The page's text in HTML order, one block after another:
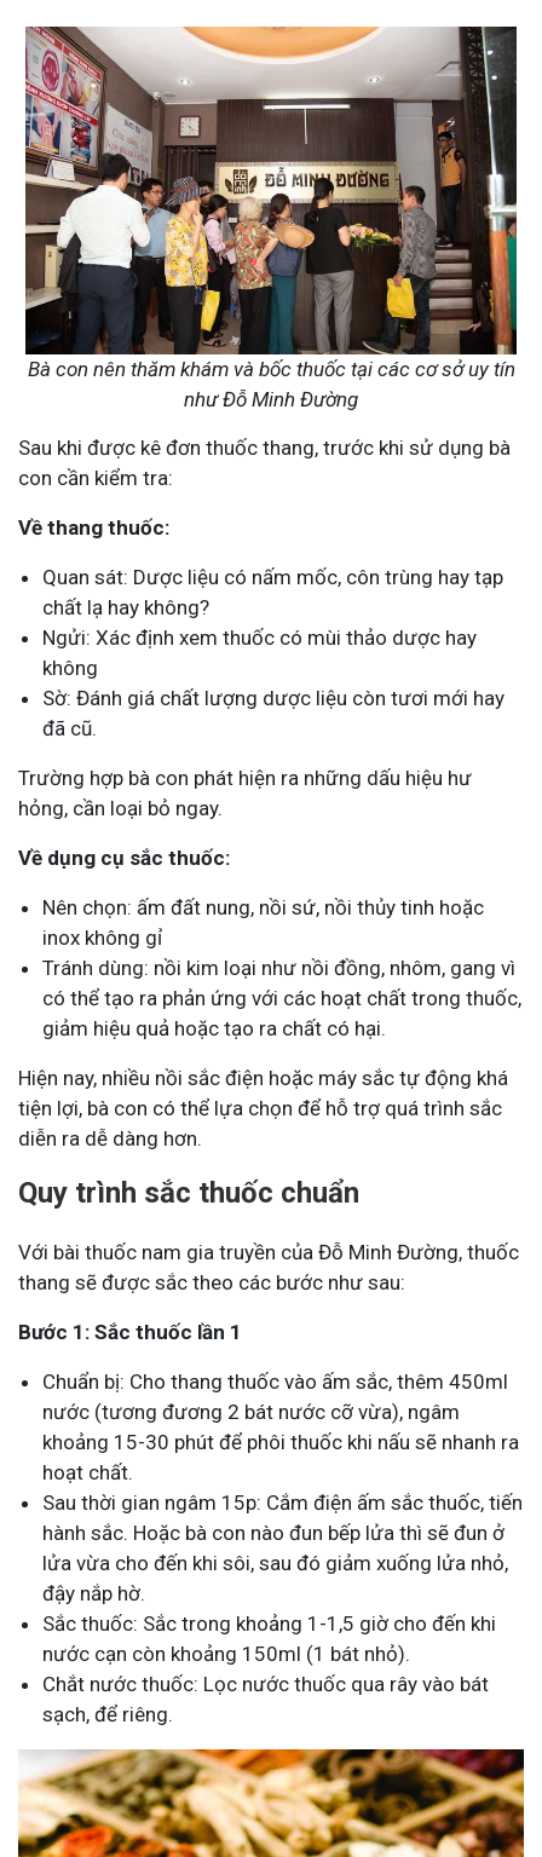
Bà con nên thăm khám và bốc thuốc tại các cơ sở uy tín
như Đỗ Minh Đường
Sau khi được kê đơn thuốc thang, trước khi sử dụng bà
con cần kiểm tra:
Về thang thuốc:
Quan sát: Dược liệu có nấm mốc, côn trùng hay tạp
chất lạ hay không?
Ngửi: Xác định xem thuốc có mùi thảo dược hay
không
Sờ: Đánh giá chất lượng dược liệu còn tươi mới hay
đã cũ.
Trường hợp bà con phát hiện ra những dấu hiệu hư
hỏng, cần loại bỏ ngay.
Về dụng cụ sắc thuốc:
Nên chọn: ấm đất nung, nồi sứ, nồi thủy tinh hoặc
inox không gỉ
Tránh dùng: nồi kim loại như nồi đồng, nhôm, gang vì
có thể tạo ra phản ứng với các hoạt chất trong thuốc,
giảm hiệu quả hoặc tạo ra chất có hại.
Hiện nay, nhiều nồi sắc điện hoặc máy sắc tự động khá
tiện lợi, bà con có thể lựa chọn để hỗ trợ quá trình sắc
diễn ra dễ dàng hơn.
Quy trình sắc thuốc chuẩn
Với bài thuốc nam gia truyền của Đỗ Minh Đường, thuốc
thang sẽ được sắc theo các bước như sau:
Bước 1: Sắc thuốc lần 1
Chuẩn bị: Cho thang thuốc vào ấm sắc, thêm 450ml
nước (tương đương 2 bát nước cỡ vừa), ngâm
khoảng 15-30 phút để phôi thuốc khi nấu sẽ nhanh ra
hoạt chất.
Sau thời gian ngâm 15p: Cắm điện ấm sắc thuốc, tiến
hành sắc. Hoặc bà con nào đun bếp lửa thì sẽ đun ở
lửa vừa cho đến khi sôi, sau đó giảm xuống lửa nhỏ,
đậy nắp hờ.
Sắc thuốc: Sắc trong khoảng 1-1,5 giờ cho đến khi
nước cạn còn khoảng 150ml (1 bát nhỏ).
Chắt nước thuốc: Lọc nước thuốc qua rây vào bát
sạch, để riêng.